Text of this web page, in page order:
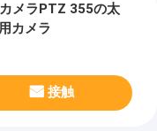
メラPTZ 355の太
カメラ
接触